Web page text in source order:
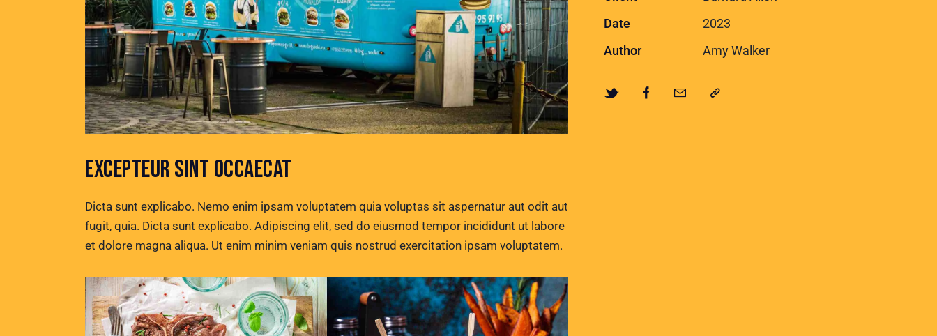
EXCEPTEUR SINT OCCAECAT
Dicta sunt explicabo. Nemo enim ipsam voluptatem quia voluptas sit aspernatur aut odit aut
fugit, quia. Dicta sunt explicabo. Adipiscing elit, sed do eiusmod tempor incididunt ut labore
et dolore magna aliqua. Ut enim minim veniam quis nostrud exercitation ipsam voluptatem.
Date
2023
Author
Amy Walker